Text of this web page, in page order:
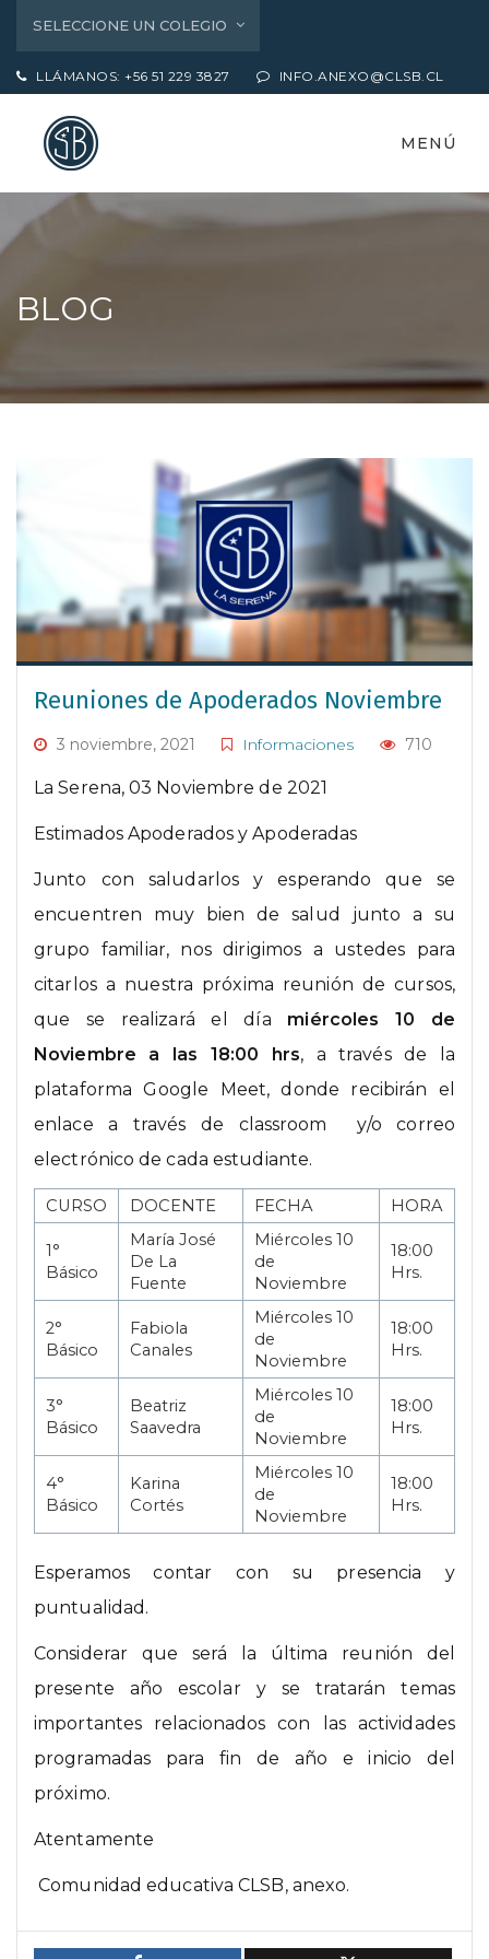
SELECCIONE UN COLEGIO
LLÁMANOS: +56 51 229 3827 INFO.ANEXO@CLSB.CL
MENÚ
BLOG
Reuniones de Apoderados Noviembre
3 noviembre, 2021 Informaciones 710
La Serena, 03 Noviembre de 2021
Estimados Apoderados y Apoderadas
Junto con saludarlos y esperando que se
encuentren muy bien de salud junto a su
grupo familiar, nos dirigimos a ustedes para
citarlos a nuestra próxima reunión de cursos,
que se realizará el día miércoles 10 de
Noviembre a las 18:00 hrs, a través de la
plataforma Google Meet, donde recibirán el
enlace a través de classroom y/o correo
electrónico de cada estudiante.
CURSO DOCENTE FECHA HORA
1°
Básico
María José
De La
Fuente
Miércoles 10
de
Noviembre
18:00
Hrs.
2°
Básico
Fabiola
Canales
Miércoles 10
de
Noviembre
18:00
Hrs.
3°
Básico
Beatriz
Saavedra
Miércoles 10
de
Noviembre
18:00
Hrs.
4°
Básico
Karina
Cortés
Miércoles 10
de
Noviembre
18:00
Hrs.
Esperamos contar con su presencia y
puntualidad.
Considerar que será la última reunión del
presente año escolar y se tratarán temas
importantes relacionados con las actividades
programadas para fin de año e inicio del
próximo.
Atentamente
Comunidad educativa CLSB, anexo.